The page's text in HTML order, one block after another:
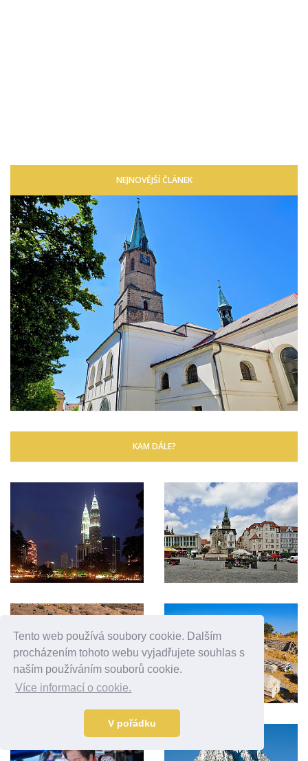
Tento web používá soubory cookie. Dalším
procházením tohoto webu vyjadřujete souhlas s
naším používáním souborů cookie.
Více informací o cookie.
V pořádku
NEJNOVĚJŠÍ ČLÁNEK
KAM DÁLE?